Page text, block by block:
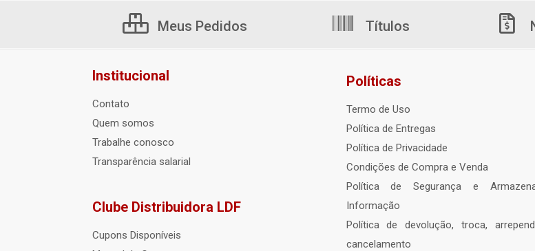
Meus Pedidos Títulos
Institucional
Contato
Quem somos
Trabalhe conosco
Transparência salarial
Clube Distribuidora LDF
Cupons Disponíveis
Políticas
Termo de Uso
Política de Entregas
Política de Privacidade
Condições de Compra e Venda
Política de Segurança e
Informação
Política de devolução, troca,
cancelamento